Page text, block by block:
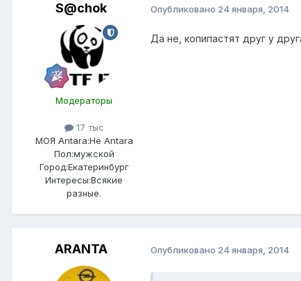
S@chok
Модераторы
17 тыс
МОЯ Antara:Не Antara
Пол:мужской
Город:Екатеринбург
Интересы:Всякие
разные.
Опубликовано 24 января, 2014
Да не, копипастят друг у
ARANTA Опубликовано 24 января, 2014